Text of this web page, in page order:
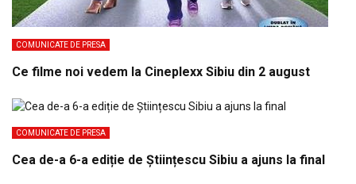
COMUNICATE DE PRESA
Ce filme noi vedem la Cineplexx Sibiu din 2 august
COMUNICATE DE PRESA
Cea de-a 6-a ediție de Științescu Sibiu a ajuns la final